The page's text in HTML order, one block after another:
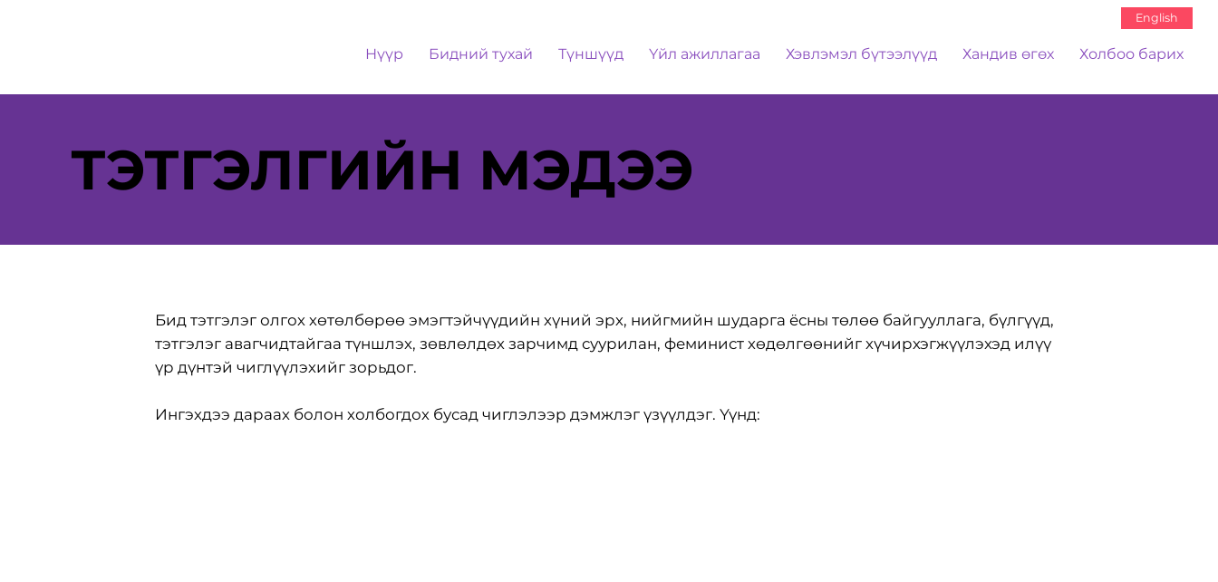
Нүүр Бидний тухай Түншүүд Үйл ажиллагаа Хэвлэмэл бүтээлүүд Хандив өгөх Холбоо барих
English
ТЭТГЭЛГИЙН МЭДЭЭ
Бид тэтгэлэг олгох хөтөлбөрөө эмэгтэйчүүдийн хүний эрх, нийгмийн шударга ёсны төлөө байгууллага, бүлгүүд,
тэтгэлэг авагчидтайгаа түншлэх, зөвлөлдөх зарчимд суурилан, феминист хөдөлгөөнийг хүчирхэгжүүлэхэд илүү
үр дүнтэй чиглүүлэхийг зорьдог.
Ингэхдээ дараах болон холбогдох бусад чиглэлээр дэмжлэг үзүүлдэг. Үүнд: